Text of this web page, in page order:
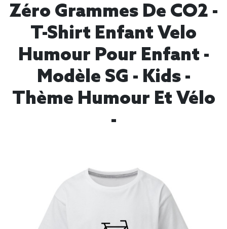
Zéro Grammes De CO2 -
T-Shirt Enfant Velo
Humour Pour Enfant -
Modèle SG - Kids -
Thème Humour Et Vélo
-